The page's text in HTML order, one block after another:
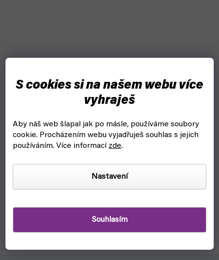
S cookies si na našem webu více
vyhraješ
Aby náš web šlapal jak po másle, používáme soubory
cookie. Procházením webu vyjadřuješ souhlas s jejich
používáním. Více informací zde.
Nastavení
Souhlasím
Peter Parker Spectacular Spider-Man 4: Návrat domů
(Crew)
Osborn coby svrchovaný vládce!